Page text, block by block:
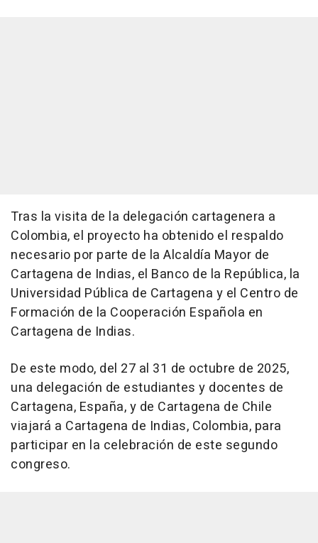
Tras la visita de la delegación cartagenera a
Colombia, el proyecto ha obtenido el respaldo
necesario por parte de la Alcaldía Mayor de
Cartagena de Indias, el Banco de la República, la
Universidad Pública de Cartagena y el Centro de
Formación de la Cooperación Española en
Cartagena de Indias.
De este modo, del 27 al 31 de octubre de 2025,
una delegación de estudiantes y docentes de
Cartagena, España, y de Cartagena de Chile
viajará a Cartagena de Indias, Colombia, para
participar en la celebración de este segundo
congreso.